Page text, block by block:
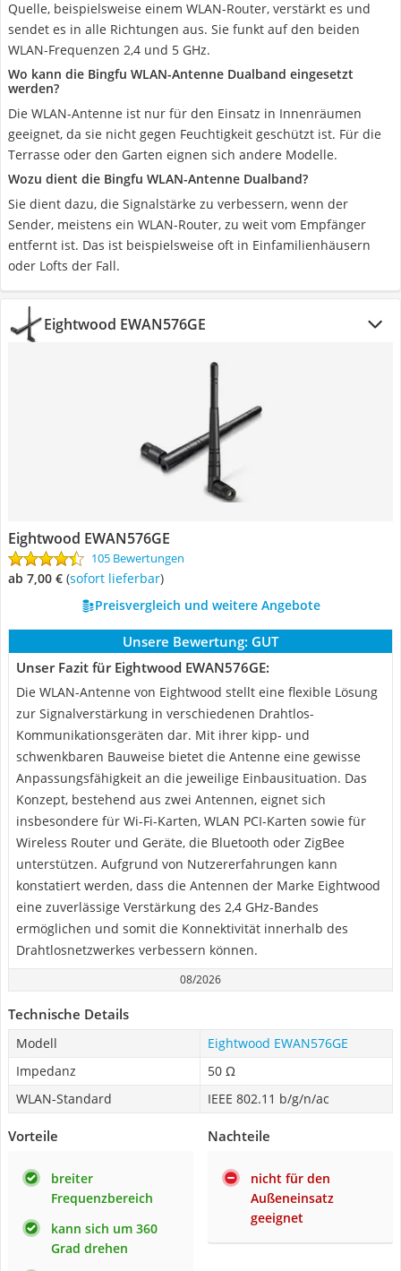
Quelle, beispielsweise einem WLAN-Router, verstärkt es und
sendet es in alle Richtungen aus. Sie funkt auf den beiden
WLAN-Frequenzen 2,4 und 5 GHz.
Wo kann die Bingfu WLAN-Antenne Dualband eingesetzt
werden?
Die WLAN-Antenne ist nur für den Einsatz in Innenräumen
geeignet, da sie nicht gegen Feuchtigkeit geschützt ist. Für die
Terrasse oder den Garten eignen sich andere Modelle.
Wozu dient die Bingfu WLAN-Antenne Dualband?
Sie dient dazu, die Signalstärke zu verbessern, wenn der
Sender, meistens ein WLAN-Router, zu weit vom Empfänger
entfernt ist. Das ist beispielsweise oft in Einfamilienhäusern
oder Lofts der Fall.
Eightwood EWAN576GE
Eightwood EWAN576GE
105 Bewertungen
ab 7,00 € ( Sofort lieferbar)
Preisvergleich und weitere Angebote
Unsere Bewertung: GUT
Unser Fazit für Eightwood EWAN576GE:
Die WLAN-Antenne von Eightwood stellt eine flexible Lösung
zur Signalverstärkung in verschiedenen Drahtlos-
Kommunikationsgeräten dar. Mit ihrer kipp- und
schwenkbaren Bauweise bietet die Antenne eine gewisse
Anpassungsfähigkeit an die jeweilige Einbausituation. Das
Konzept, bestehend aus zwei Antennen, eignet sich
insbesondere für Wi-Fi-Karten, WLAN PCI-Karten sowie für
Wireless Router und Geräte, die Bluetooth oder ZigBee
unterstützen. Aufgrund von Nutzererfahrungen kann
konstatiert werden, dass die Antennen der Marke Eightwood
eine zuverlässige Verstärkung des 2,4 GHz-Bandes
ermöglichen und somit die Konnektivität innerhalb des
Drahtlosnetzwerkes verbessern können.
08/2026
Technische Details
Modell
Eightwood EWAN576GE
Impedanz
50 Ω
WLAN-Standard
IEEE 802.11 b/g/n/ac
Vorteile
breiter
Frequenzbereich
kann sich um 360
Grad drehen
Nachteile
nicht für den
Außeneinsatz
geeignet